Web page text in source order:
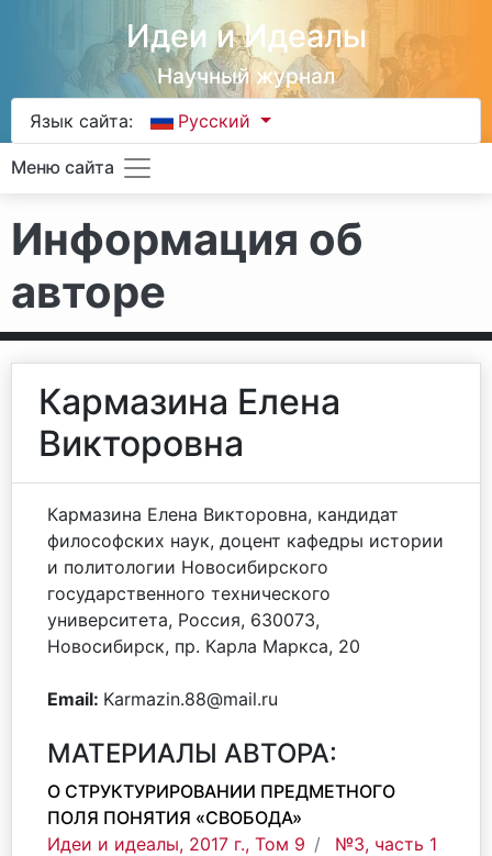
Идеи и Идеалы
Научный журнал
Язык сайта: Русский
Меню сайта
Информация об
авторе
Кармазина Елена
Викторовна
Кармазина Елена Викторовна, кандидат
философских наук, доцент кафедры истории
и политологии Новосибирского
государственного технического
университета, Россия, 630073,
Новосибирск, пр. Карла Маркса, 20
Email: Karmazin.88@mail.ru
МАТЕРИАЛЫ АВТОРА:
О СТРУКТУРИРОВАНИИ ПРЕДМЕТНОГО
ПОЛЯ ПОНЯТИЯ «СВОБОДА»
Идеи и идеалы, 2017 г., Том 9
№3, часть 1